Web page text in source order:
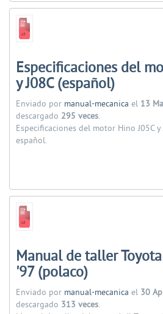
Especificaciones del
y J08C (español)
Enviado por manual-mecanica el 13
descargado 295 veces.
Especificaciones del motor Hino J05C y
español.
Manual de taller
'97 (polaco)
Enviado por manual-mecanica el 30
descargado 313 veces.